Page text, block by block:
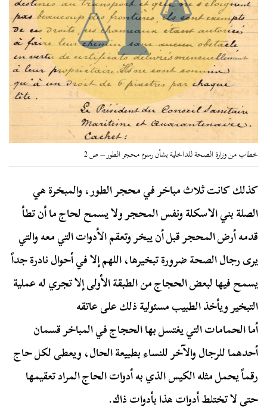
خطاب من وزارة الصحة للداخلية بشأن رسوم محجر الطور – ص 2
كذلك كانت ثلاث مباخر في محجر الطور، والمبخرة هي
الصلة بني الاسكلة ونفس المحجر ولا يسمح لحاج ما أن تطأ
قدمه أرض المحجر قبل أن يبخر وتعقم الأدوات التي معه والتي
يرى رجال الصحة ضرورة تبخيرها، اللهم إلا في أحوال نادرة جداً
يسمح فيها لبعض الحجاج من الطبقة الأولى إلا تجري له عملية
التبخير ويأخذ الطبيب مسئولية ذلك على عاتقه
أما الحمامات التي يغتسل بها الحجاج في المباخر قسمان
أحدهما للرجال والآخر للنساء بطبيعة الحال، ويعطى لكل حاج
رقماً يحمل مثله الكيس الذي به أدوات الحاج المراد تعقيمها
حتى لا تختلط أدوات هذا بأدوات ذاك.